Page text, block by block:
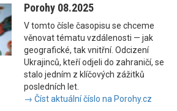
Porohy 08.2025
V tomto čísle časopisu se chceme
věnovat tématu vzdálenosti — jak
geografické, tak vnitřní. Odcizení
Ukrajinců, kteří odjeli do zahraničí, se
stalo jedním z klíčových zážitků
posledních let.
→ Číst aktuální číslo na Porohy.cz